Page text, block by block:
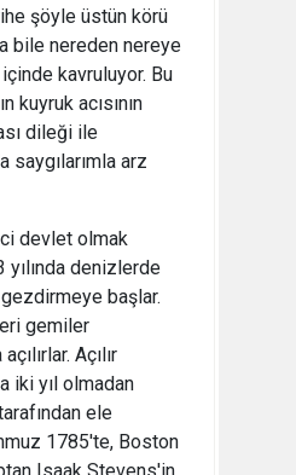
şöyle üstün körü
bile nereden nereye
kavruluyor. Bu
kuyruk acısının
dileği ile
saygılarımla arz
devlet olmak
yılında denizlerde
başlar.
gemiler
Açılır
iki yıl olmadan
ele
1785'te, Boston